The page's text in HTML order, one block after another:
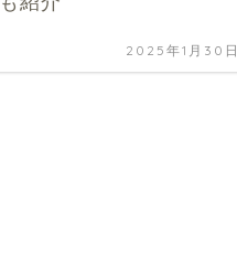
2025年1月30日